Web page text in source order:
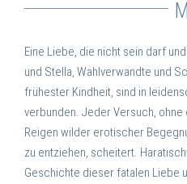
Eine Liebe, die nicht sein darf
und Stella, Wahlverwandte und
frühester Kindheit, sind in
verbunden. Jeder Versuch,
Reigen wilder erotischer
zu entziehen, scheitert.
Geschichte dieser fatalen Liebe